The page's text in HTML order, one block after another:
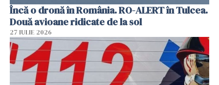
Încă o dronă în România. RO-ALERT în Tulcea.
Două avioane ridicate de la sol
27 IULIE 2026